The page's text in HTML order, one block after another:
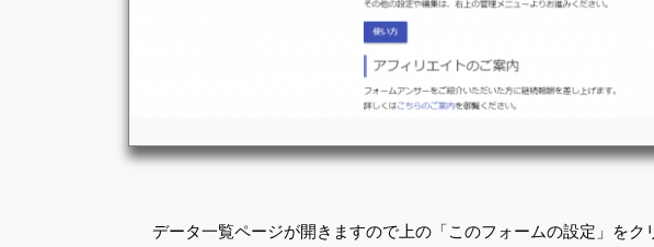
データ一覧ページが開きますので上の「このフォームの設定」を